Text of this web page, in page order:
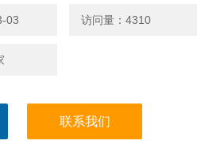
03 访问量：4310
联系我们